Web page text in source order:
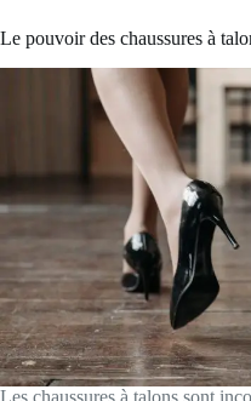
Le pouvoir des chaussures à
Les chaussures à talons sont